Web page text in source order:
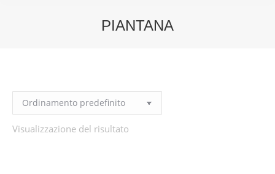
PIANTANA
Visualizzazione del risultato